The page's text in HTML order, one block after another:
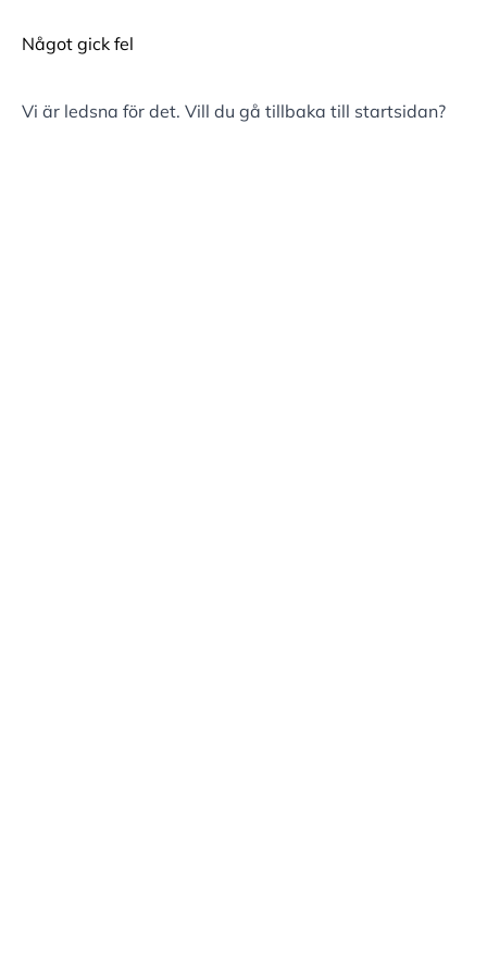
Något gick fel
Vi är ledsna för det. Vill du gå tillbaka till startsidan?